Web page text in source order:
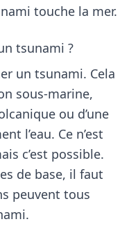
touche la mer.
tsunami ?
un tsunami. Cela
sous-marine,
ou d’une
l’eau. Ce n’est
c’est possible.
de base, il faut
peuvent tous